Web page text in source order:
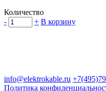
Количество
-
+ В корзину
info@elektrokable.ru
Политика